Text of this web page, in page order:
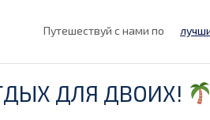
Путешествуй с нами по
ДЛЯ ДВОИХ!